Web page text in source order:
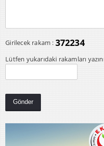
Girilecek rakam : 372234
Lütfen yukarıdaki rakamları